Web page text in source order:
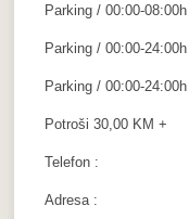
Parking / 00:00-08:00h
Parking / 00:00-24:00h
Parking / 00:00-24:00h
Potroši 30,00 KM +
Telefon :
Adresa :